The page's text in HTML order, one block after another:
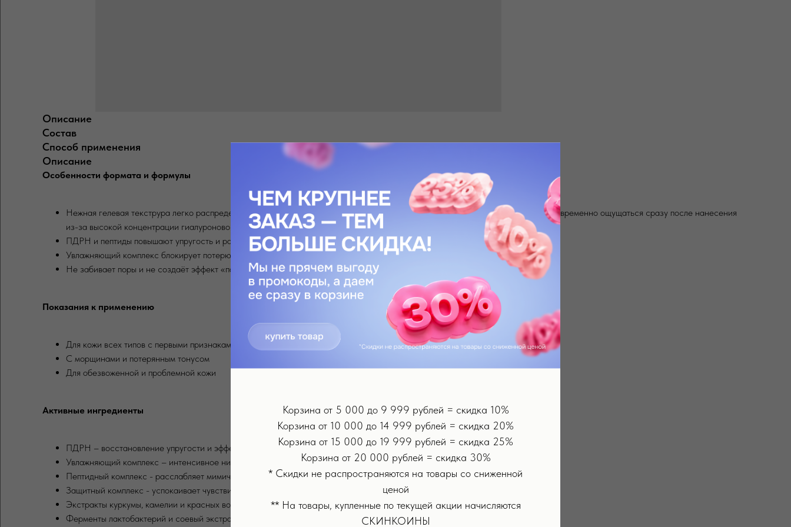
Описание
Состав
Способ применения
Описание
Особенности формата и формулы
Нежная гелевая текструра легко распределяется и не оставляет липкости. В зависимости от типа кожи лёгкая липкость может временно ощущаться сразу после нанесения
из-за высокой концентрации гиалуроновой кислоты в нём, но она быстро проходит по мере впитывания.
ПДРН и пептиды повышают упругость и разглаживают морщины.
Увлажняющий комплекс блокирует потерю влаги, восстанавливает липидный, баланс и эластичность кожи.
Не забивает поры и не создаёт эффект «парника». 0% жирности и раздражения.
Показания к применению
Для кожи всех типов с первыми признаками старения
С морщинами и потерянным тонусом
Для обезвоженной и проблемной кожи
Активные ингредиенты
ПДРН – восстановление упругости и эффект сияния.
Увлажняющий комплекс – интенсивное низкомолекулярное увлажнение.
Пептидный комплекс - расслабляет мимические морщины (ботоксподобный эффект) и подтягивает овал.
Защитный комплекс - успокаивает чувствительную и аллергичную кожу.
Экстракты куркумы, камелии и красных водорослей - мощные антиоксиданты, снимают покраснения и успокаивают.
Ферменты лактобактерий и соевый экстракт – восстанавливают микробиом, обновляют и убирают тусклость.
Корзина от 5 000 до 9 999 рублей = скидка 10%
Корзина от 10 000 до 14 999 рублей = скидка 20%
Корзина от 15 000 до 19 999 рублей = скидка 25%
Корзина от 20 000 рублей = скидка 30%
* Скидки не распространяются на товары со сниженной
ценой
** На товары, купленные по текущей акции начисляются
СКИНКОИНЫ